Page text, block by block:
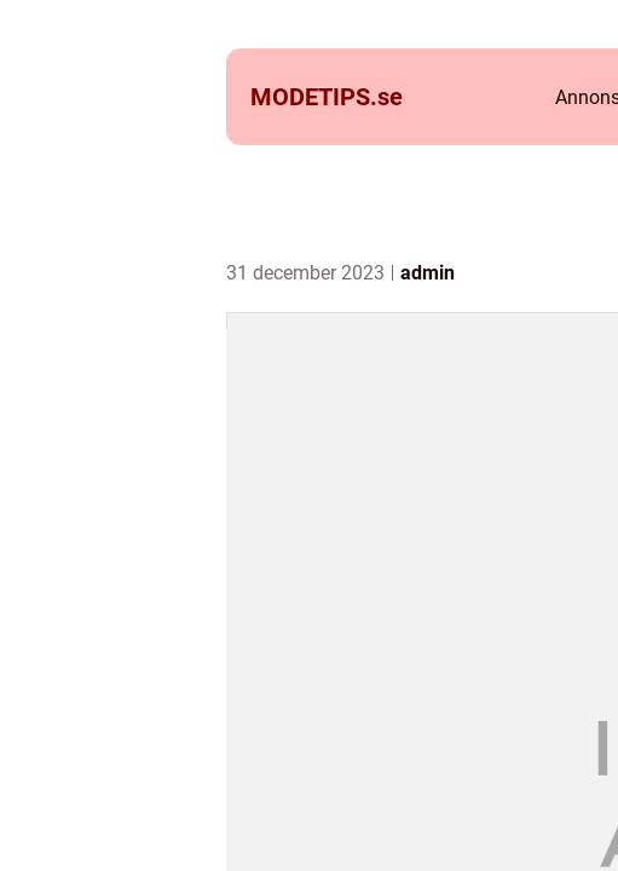
MODETIPS.se
31 december 2023 admin